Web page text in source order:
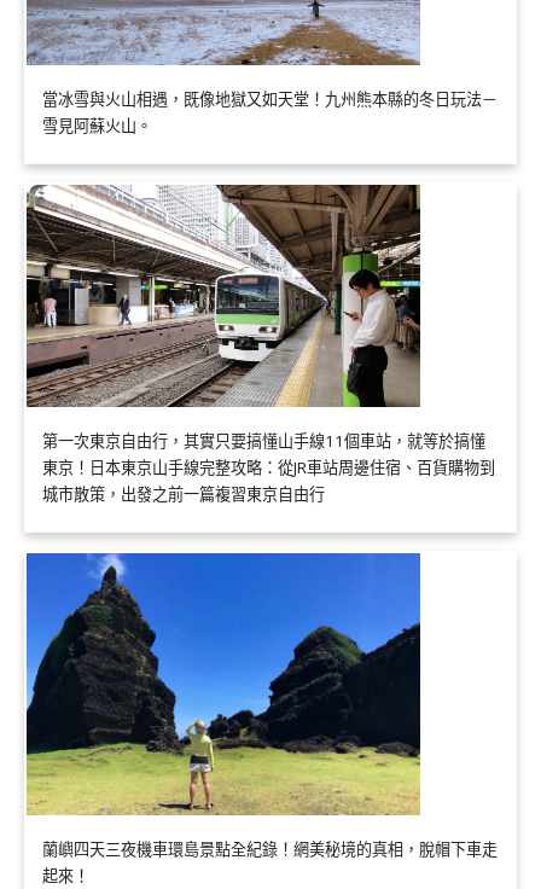
當冰雪與火山相遇，既像地獄又如天堂！九州熊本縣的冬日玩法－
雪見阿蘇火山。
第一次東京自由行，其實只要搞懂山手線11個車站，就等於搞懂
東京！日本東京山手線完整攻略：從JR車站周邊住宿、百貨購物到
城市散策，出發之前一篇複習東京自由行
蘭嶼四天三夜機車環島景點全紀錄！網美秘境的真相，脫帽下車走
起來！